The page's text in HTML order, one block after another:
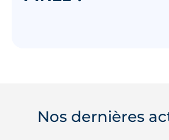
Nos dernières